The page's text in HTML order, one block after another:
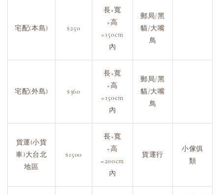
宅配(本島) $250
長+寬
+高
=150cm
內
郵局/黑
貓/大嘴
鳥
宅配(外島) $360
長+寬
+高
=150cm
內
郵局/黑
貓/大嘴
鳥
貨運(小貨
車)大台北
地區
$1500
長+寬
+高
=200cm
內
貨運行
小傢俱
類